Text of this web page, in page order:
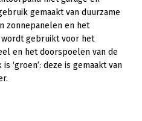
gemaakt van duurzame
zonnepanelen en het
gebruikt voor het
en het doorspoelen van de
‘groen’: deze is gemaakt van